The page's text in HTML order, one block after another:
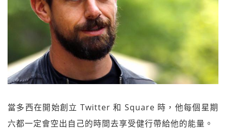
當多西在開始創立 Twitter 和 Square 時，他每個星期
六都一定會空出自己的時間去享受健行帶給他的能量。